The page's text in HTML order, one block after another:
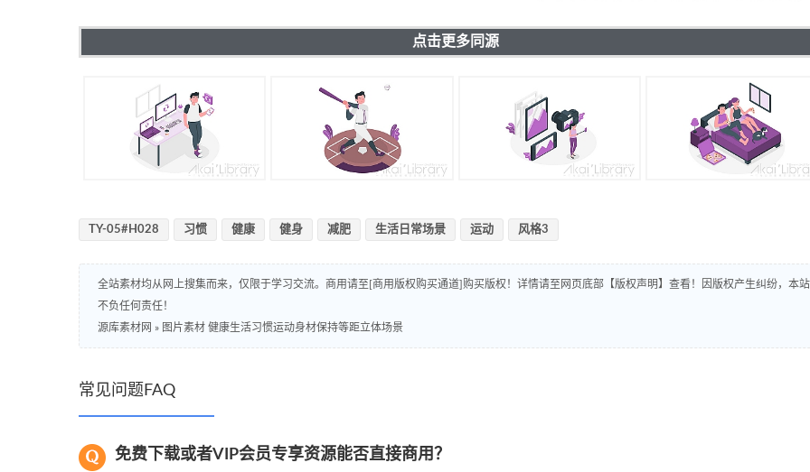
点击更多同源
TY-05#H028 习惯 健康 健身 减肥 生活日常场景 运动 风格3
全站素材均从网上搜集而来，仅限于学习交流。商用请至[商用版权购买通道]购买版权！详情请至网页底部【版权声明】查看！因版权产生纠纷，本站
不负任何责任！
源库素材网 » 图片素材 健康生活习惯运动身材保持等距立体场景
常见问题FAQ
免费下载或者VIP会员专享资源能否直接商用？